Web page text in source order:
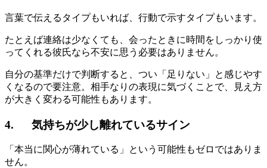
言葉で伝えるタイプもいれば、行動で示すタイプもいます。
たとえば連絡は少なくても、会ったときに時間をしっかり使
ってくれる彼氏なら不安に思う必要はありません。
自分の基準だけで判断すると、つい「足りない」と感じやす
くなるので要注意。相手なりの表現に気づくことで、見え方
が大きく変わる可能性もあります。
4. 気持ちが少し離れているサイン
「本当に関心が薄れている」という可能性もゼロではありま
せん。